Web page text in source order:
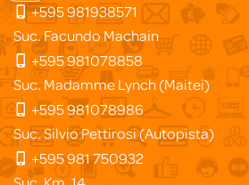
+595 981938571
Suc. Facundo Machain
+595 981078858
Suc. Madamme Lynch (Maitei)
+595 981078986
Suc. Silvio Pettirosi (Autopista)
+595 981 750932